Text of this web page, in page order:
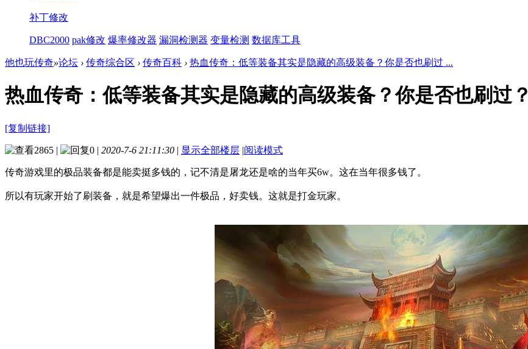
补丁修改
DBC2000 pak修改 爆率修改器 漏洞检测器 变量检测 数据库工具
他也玩传奇»论坛 › 传奇综合区 › 传奇百科 › 热血传奇：低等装备其实是隐藏的高级装备？你是否也刷过 ...
热血传奇：低等装备其实是隐藏的高级装备？你是否也刷过？
[复制链接]
2865 | 0 | 2020-7-6 21:11:30 | 显示全部楼层 |阅读模式
传奇游戏里的极品装备都是能卖挺多钱的，记不清是屠龙还是啥的当年买6w。这在当年很多钱了。
所以有玩家开始了刷装备，就是希望爆出一件极品，好卖钱。这就是打金玩家。